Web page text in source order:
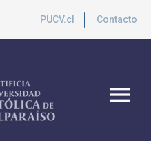
PUCV.cl Contacto
menu